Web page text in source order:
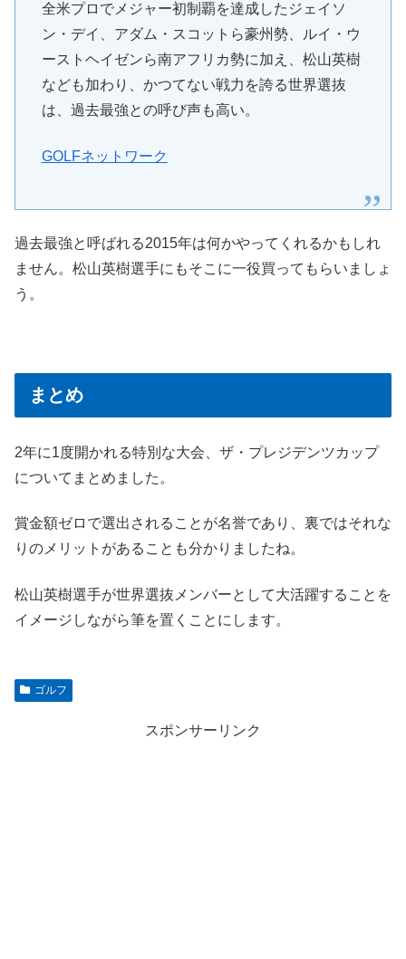
全米プロでメジャー初制覇を達成したジェイソ
ン・デイ、アダム・スコットら豪州勢、ルイ・ウ
ーストヘイゼンら南アフリカ勢に加え、松山英樹
なども加わり、かつてない戦力を誇る世界選抜
は、過去最強との呼び声も高い。
GOLFネットワーク
過去最強と呼ばれる2015年は何かやってくれるかもしれ
ません。松山英樹選手にもそこに一役買ってもらいましょ
う。
まとめ
2年に1度開かれる特別な大会、ザ・プレジデンツカップ
についてまとめました。
賞金額ゼロで選出されることが名誉であり、裏ではそれな
りのメリットがあることも分かりましたね。
松山英樹選手が世界選抜メンバーとして大活躍することを
イメージしながら筆を置くことにします。
ゴルフ
スポンサーリンク